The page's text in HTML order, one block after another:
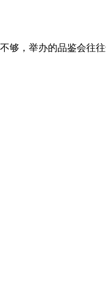
够，举办的品鉴会往